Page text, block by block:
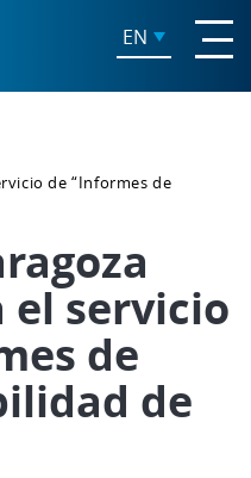
EN
de “Informes de
el servicio
de
de